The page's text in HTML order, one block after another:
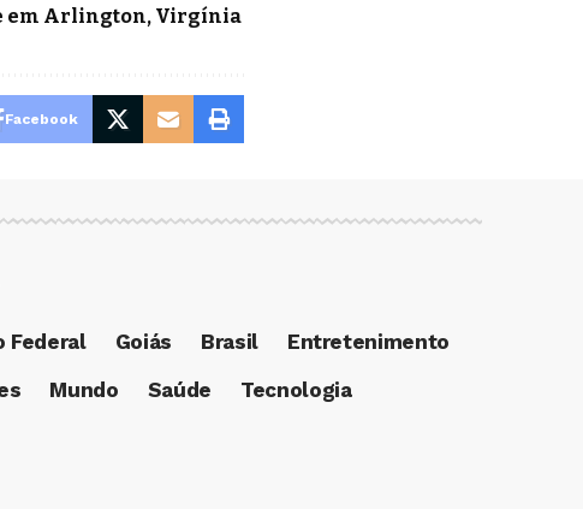
em Arlington, Virgínia
Facebook
Federal Goiás Brasil
Entretenimento
Mundo Saúde Tecnologia